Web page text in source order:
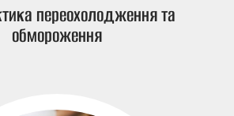
переохолодження та
обмороження